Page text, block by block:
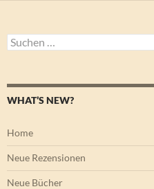
Suchen
nach:
WHAT’S NEW?
Home
Neue Rezensionen
Neue Bücher